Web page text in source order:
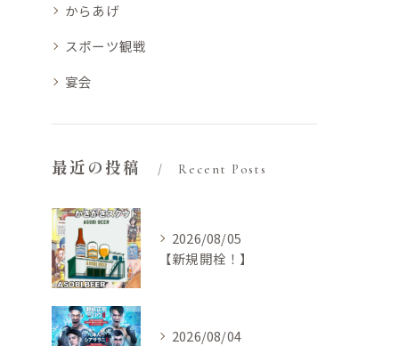
からあげ
スポーツ観戦
宴会
最近の投稿 Recent Posts
2026/08/05
【新規開栓！】
2026/08/04